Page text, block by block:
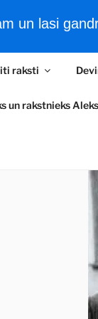
un lasi
un
filmas
raksti
un rakstnieks